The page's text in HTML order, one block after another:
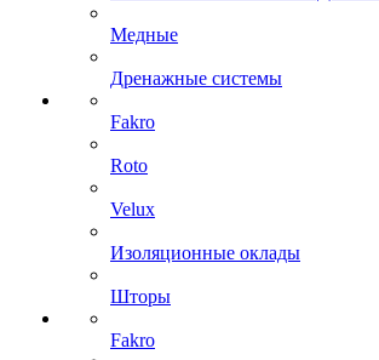
Медные
Дренажные системы
Fakro
Roto
Velux
Изоляционные оклады
Шторы
Fakro